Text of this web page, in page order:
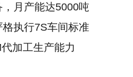
月产能达5000吨
执行7S车间标准
加工生产能力